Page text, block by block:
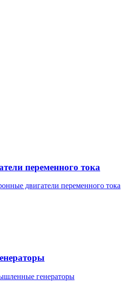
переменного тока
двигатели переменного тока
генераторы